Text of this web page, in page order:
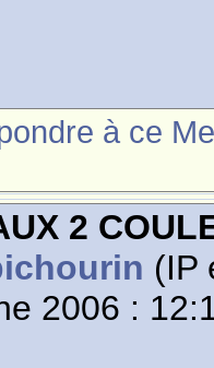
à ce
2
(IP
2006 :